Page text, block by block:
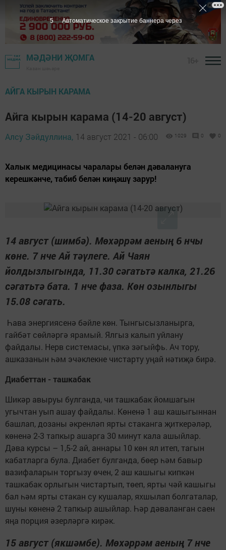
МӘДӘНИ ҖОМГА
АЙГА КЫРЫН КАРАМА
Айга кырын карама (14-20 август)
Алсу Зәйдуллина, 14 август 2021 - 06:00 1029 0 0
Халык медицинасы чаралары белән дәвалануга
керешкәнче, табиб белән киңәшү зарур!
14 август (шимбә). Мөхәррәм аеның 6 нчы
көне. 7 нче Ай тәүлеге. Ай Чаян
йолдызлыгында, 11.30 сәгатьтә калка, 21.26
сәгатьтә бата. 1 нче фаза. Көн озынлыгы
15.08 сәгать.
Һава энергиясенә бәйле көн. Тынгысызланырга,
гайбәт сөйләргә ярамый. Ялгыз калып уйлану
файдалы. Нерв системасы, үпкә зәгыйфь. Ач тору,
ашказанын һәм эчәклекне чистарту уңай нәтиҗә бирә.
Диабеттан - ташкабак
Шикәр авыруы булганда, чи ташкабак йомшагын
угычтан уып ашау файдалы. Көненә 1 аш кашыгыннан
башлап, дозаны әкренләп ярты стаканга җиткерәләр,
көненә 2-3 тапкыр ашарга 30 минут кала ашыйлар.
Дәва курсы – 1,5-2 ай, аннары 10 көн ял итеп, тагын
кабатларга була. Диабет булганда, бөер һәм бавыр
вазифаларын торгызу өчен, 2 аш кашыгы кипкән
ташкабак орлыгын чистартып, төеп, ярты чәй кашыгы
бал һәм ярты стакан су кушалар, яхшылап болгаталар,
шуны көненә 2 тапкыр ашыйлар. Һәр дәваланган саен
яңа порция әзерләргә кирәк.
15 август (якшәмбе). Мөхәррәм аеның 7 нче
4 Автоматическое закрытие баннера через